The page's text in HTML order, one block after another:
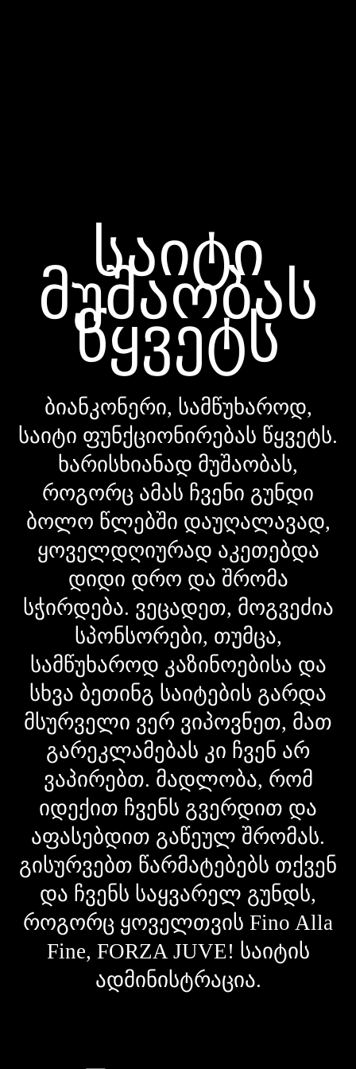
საიტი
მუშაობას
წყვეტს
ბიანკონერი, სამწუხაროდ,
საიტი ფუნქციონირებას წყვეტს.
ხარისხიანად მუშაობას,
როგორც ამას ჩვენი გუნდი
ბოლო წლებში დაუღალავად,
ყოველდღიურად აკეთებდა
დიდი დრო და შრომა
სჭირდება. ვეცადეთ, მოგვეძია
სპონსორები, თუმცა,
სამწუხაროდ კაზინოებისა და
სხვა ბეთინგ საიტების გარდა
მსურველი ვერ ვიპოვნეთ, მათ
გარეკლამებას კი ჩვენ არ
ვაპირებთ. მადლობა, რომ
იდექით ჩვენს გვერდით და
აფასებდით გაწეულ შრომას.
გისურვებთ წარმატებებს თქვენ
და ჩვენს საყვარელ გუნდს,
როგორც ყოველთვის Fino Alla
Fine, FORZA JUVE! საიტის
ადმინისტრაცია.